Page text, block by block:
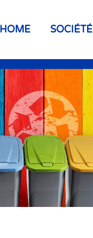
HOME SOCIÉTÉ